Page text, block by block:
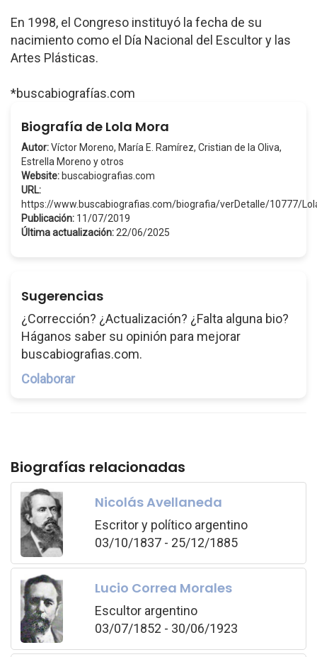
En 1998, el Congreso instituyó la fecha de su
nacimiento como el Día Nacional del Escultor y las
Artes Plásticas.
*buscabiografías.com
Biografía de Lola Mora
Autor:Víctor Moreno, María E. Ramírez, Cristian de la Oliva,
Estrella Moreno y otros
Website: buscabiografias.com
URL:
https://www.buscabiografias.com/biografia/verDetalle/10777/
Publicación: 11/07/2019
Última actualización: 22/06/2025
Sugerencias
¿Corrección? ¿Actualización? ¿Falta alguna bio?
Háganos saber su opinión para mejorar
buscabiografias.com.
Colaborar
Biografías relacionadas
Nicolás Avellaneda
Escritor y político argentino
03/10/1837 - 25/12/1885
Lucio Correa Morales
Escultor argentino
03/07/1852 - 30/06/1923